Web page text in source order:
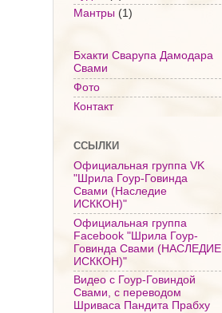
Мантры (1)
Бхакти Сварупа Дамодара
Свами
Фото
Контакт
ССЫЛКИ
Официальная группа VK
"Шрила Гоур-Говинда
Свами (Наследие
ИСККОН)"
Официальная группа
Facebook "Шрила Гоур-
Говинда Свами (НАСЛЕДИЕ
ИСККОН)"
Видео с Гоур-Говиндой
Свами, с переводом
Шриваса Пандита Прабху